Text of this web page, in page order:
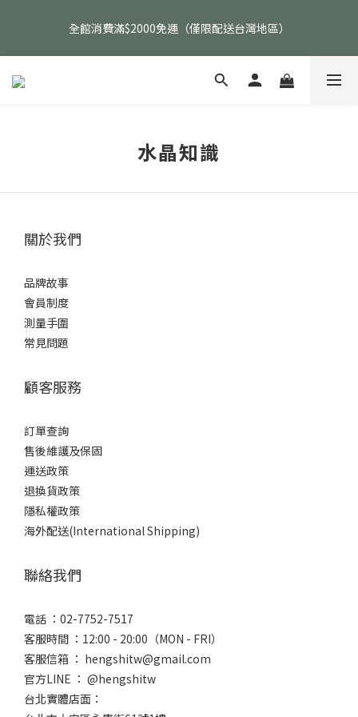
品除外）
全館消費滿$2000免運（僅限配送台灣地區）
父親節活動｜指定品項任選兩件88折（礦標｜高品水晶｜客製化商
水晶知識
關於我們
品牌故事
會員制度
測量手圍
常見問題
顧客服務
訂單查詢
售後維護及保固
運送政策
退換貨政策
隱私權政策
海外配送(International Shipping)
聯絡我們
電話 ：02-7752-7517
客服時間 ：12:00 - 20:00（MON - FRI）
客服信箱 ： hengshitw@gmail.com
官方LINE ： @hengshitw
台北實體店面：